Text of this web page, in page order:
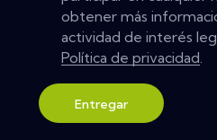
obtener más
actividad de interés
Política de privacidad
Entregar